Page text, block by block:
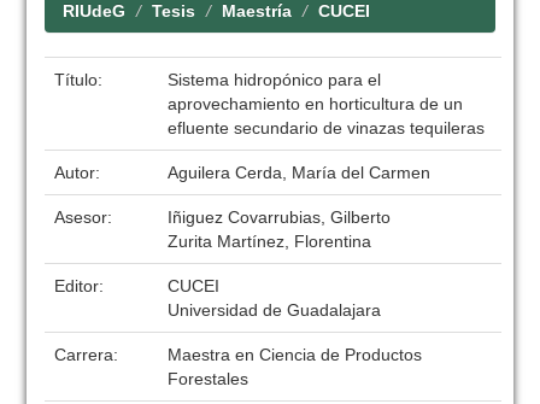
RIUdeG Tesis Maestría CUCEI
Título:
Sistema hidropónico para el
aprovechamiento en horticultura de un
efluente secundario de vinazas tequileras
Autor: Aguilera Cerda, María del Carmen
Asesor:
Iñiguez Covarrubias, Gilberto
Zurita Martínez, Florentina
Editor:
CUCEI
Universidad de Guadalajara
Carrera:
Maestra en Ciencia de Productos
Forestales